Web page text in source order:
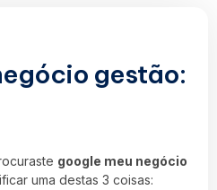
gestão:
google meu negócio
uma destas 3 coisas: